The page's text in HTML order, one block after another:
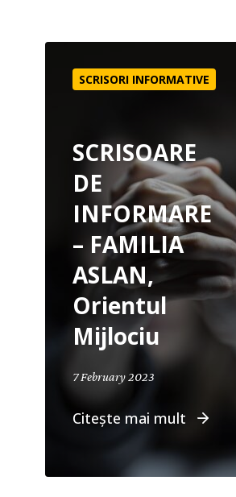
SCRISOARE
DE
INFORMARE
– FAMILIA
ASLAN,
Orientul
Mijlociu
SCRISORI INFORMATIVE
7 February 2023
Citește mai mult